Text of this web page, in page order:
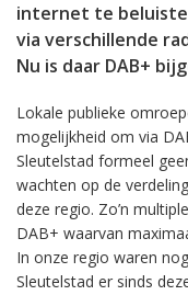
internet te
via verschillende
Nu is daar DAB+
Lokale publieke
mogelijkheid om via
Sleutelstad formeel
wachten op de
deze regio. Zo’n
DAB+ waarvan
In onze regio waren
Sleutelstad er sinds